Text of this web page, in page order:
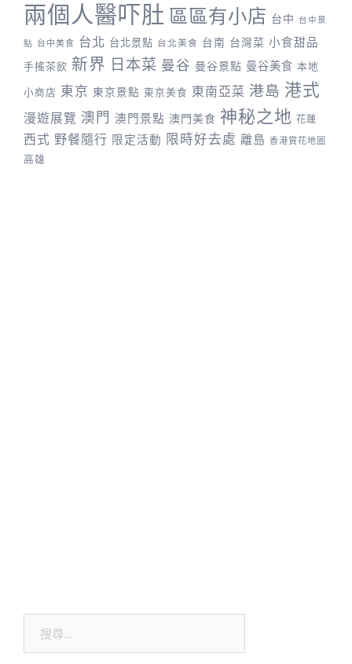
兩個人醫吓肚 區區有小店 台中 台中景
點 台中美食 台北 台北景點 台北美食 台南 台灣菜 小食甜品
手搖茶飲 新界 日本菜 曼谷 曼谷景點 曼谷美食 本地
小商店 東京 東京景點 東京美食 東南亞菜 港島 港式
漫遊展覽 澳門 澳門景點 澳門美食 神秘之地 花蓮
西式 野餐隨行 限定活動 限時好去處 離島 香港賞花地圖
高雄